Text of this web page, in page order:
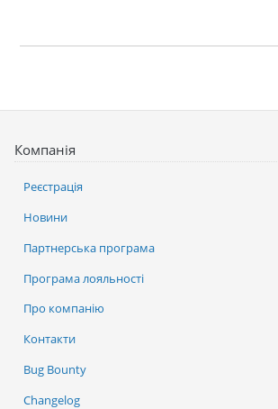
Компанія
Реєстрація
Новини
Партнерська програма
Програма лояльності
Про компанію
Контакти
Bug Bounty
Changelog